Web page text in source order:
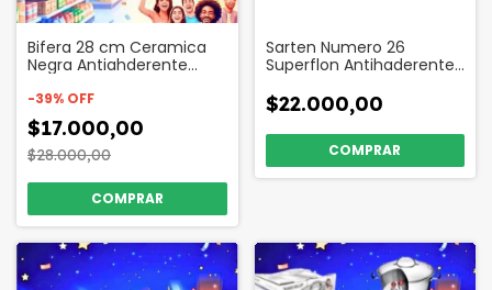
Bifera 28 cm Ceramica
Negra Antiahderente
-39% OFF
$17.000,00
$28.000,00
Sarten Numero 26
Superflon Antihaderente
$22.000,00